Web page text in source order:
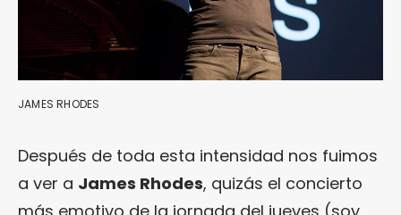
JAMES RHODES
Después de toda esta intensidad nos fuimos
a ver a James Rhodes, quizás el concierto